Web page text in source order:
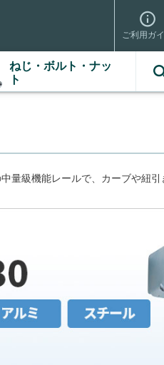
ご利用ガ
ねじ・ボルト・ナッ
ト
検索
量級機能レールで、カーブや紐